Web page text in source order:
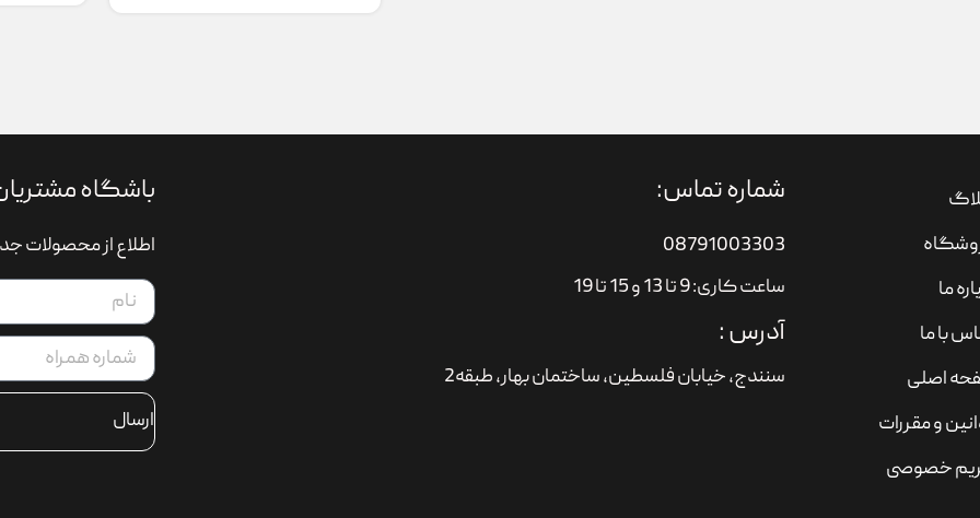
ما
با ما
اصلی
و مقررات
خصوصی
شماره تماس:
08791003303
ساعت کاری: 9 تا 13 و 15 تا 19
آدرس :
سنندج، خیابان فلسطین،‌ ساختمان بهار، طبقه2
باشگاه
اطلاع از محصولات
ارسال